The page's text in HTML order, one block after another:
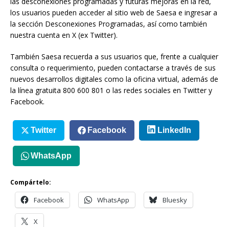
los usuarios pueden acceder al sitio web de Saesa e ingresar a
la sección Desconexiones Programadas, así como también
nuestra cuenta en X (ex Twitter).
También Saesa recuerda a sus usuarios que, frente a cualquier
consulta o requerimiento, pueden contactarse a través de sus
nuevos desarrollos digitales como la oficina virtual, además de
la línea gratuita 800 600 801 o las redes sociales en Twitter y
Facebook.
Twitter Facebook LinkedIn
WhatsApp
Compártelo:
Facebook WhatsApp Bluesky
X